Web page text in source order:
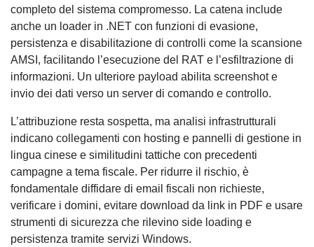
completo del sistema compromesso. La catena include
anche un loader in .NET con funzioni di evasione,
persistenza e disabilitazione di controlli come la scansione
AMSI, facilitando l’esecuzione del RAT e l’esfiltrazione di
informazioni. Un ulteriore payload abilita screenshot e
invio dei dati verso un server di comando e controllo.
L’attribuzione resta sospetta, ma analisi infrastrutturali
indicano collegamenti con hosting e pannelli di gestione in
lingua cinese e similitudini tattiche con precedenti
campagne a tema fiscale. Per ridurre il rischio, è
fondamentale diffidare di email fiscali non richieste,
verificare i domini, evitare download da link in PDF e usare
strumenti di sicurezza che rilevino side loading e
persistenza tramite servizi Windows.